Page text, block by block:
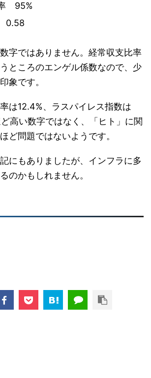
95%
0.58
字ではありません。経常収支比率
ところのエンゲル係数なので、少
象です。
は12.4%、ラスパイレス指数は
高い数字ではなく、「ヒト」に関
ど問題ではないようです。
にもありましたが、インフラに多
のかもしれません。